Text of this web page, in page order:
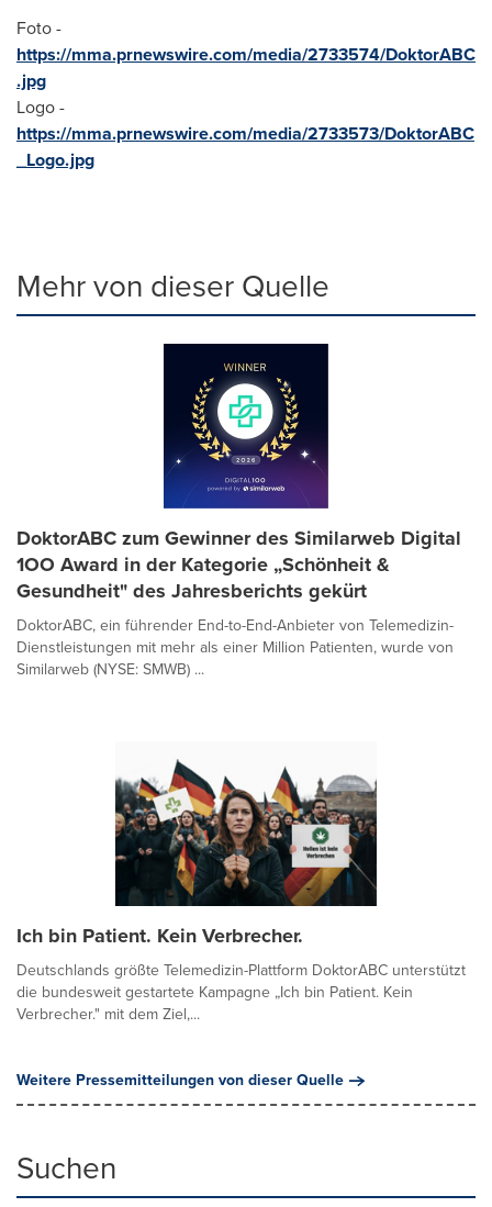
Foto -
https://mma.prnewswire.com/media/2733574/DoktorABC
.jpg
Logo -
https://mma.prnewswire.com/media/2733573/DoktorABC
_Logo.jpg
Mehr von dieser Quelle
DoktorABC zum Gewinner des Similarweb Digital
1OO Award in der Kategorie „Schönheit &
Gesundheit" des Jahresberichts gekürt
DoktorABC, ein führender End-to-End-Anbieter von Telemedizin-
Dienstleistungen mit mehr als einer Million Patienten, wurde von
Similarweb (NYSE: SMWB) ...
Ich bin Patient. Kein Verbrecher.
Deutschlands größte Telemedizin-Plattform DoktorABC unterstützt
die bundesweit gestartete Kampagne „Ich bin Patient. Kein
Verbrecher." mit dem Ziel,...
Weitere Pressemitteilungen von dieser Quelle
Suchen